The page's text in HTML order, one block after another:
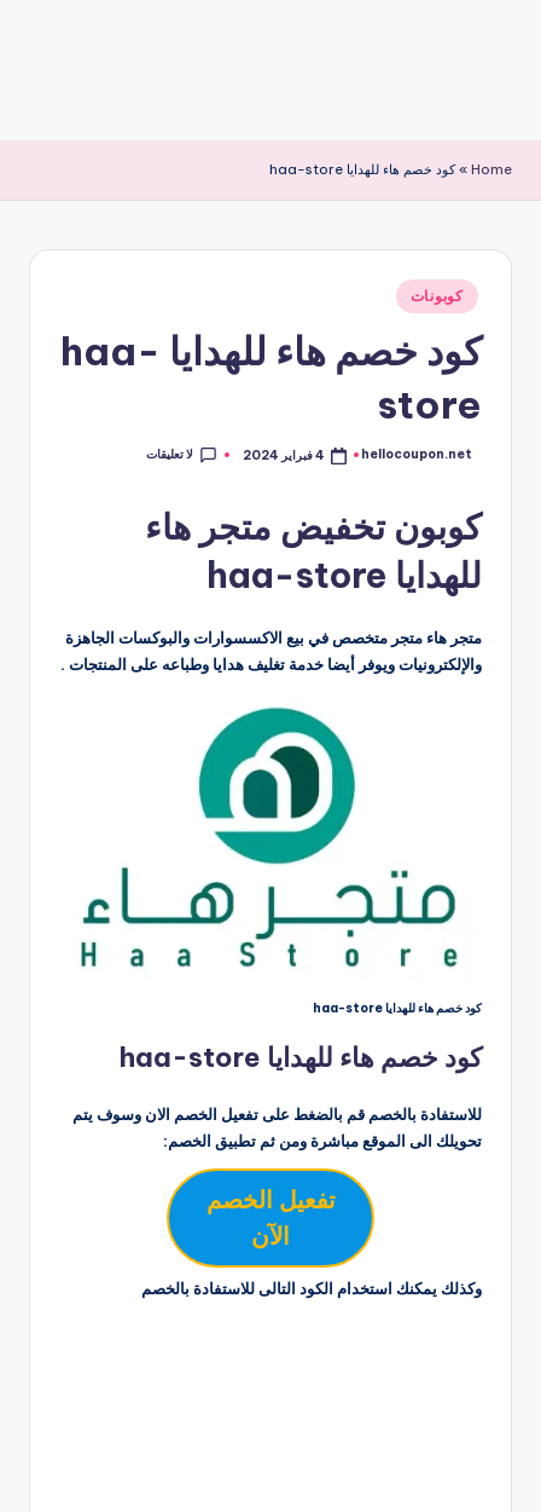
Home
»كود خصم هاء للهدايا haa-store
نُشر
في
كوبونات
كود خصم هاء للهدايا haa-
store
تمّ
hellocoupon.net 4 فبراير 2024 لا تعليقات
كوبون تخفيض متجر هاء
للهدايا haa-store
متجر هاء متجر متخصص في بيع الاكسسوارات والبوكسات الجاهزة
والإلكترونيات ويوفر أيضا خدمة تغليف هدايا وطباعه على المنتجات .
كود خصم هاء للهدايا haa-store
كود خصم هاء للهدايا haa-store
للاستفادة بالخصم قم بالضغط على تفعيل الخصم الان وسوف يتم
تحويلك الى الموقع مباشرة ومن ثم تطبيق الخصم:
تفعيل الخصم
الآن
وكذلك يمكنك استخدام الكود التالى للاستفادة بالخصم